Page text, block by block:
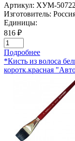
Артикул: ХУМ-
Изготовитель:
Единицы:
816 ₽
Подробнее
*Кисть из волоса
коротк.красная